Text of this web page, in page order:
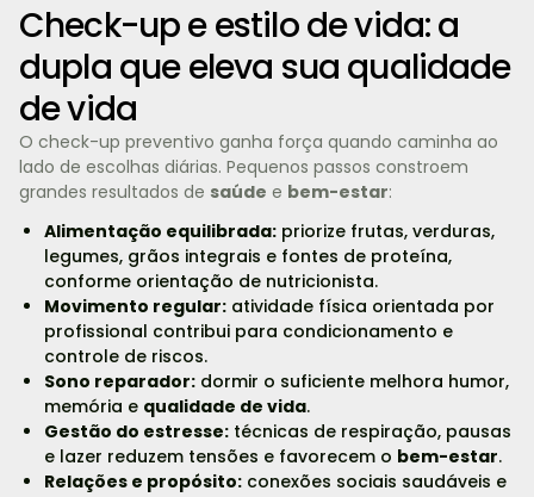
Check-up e estilo de vida: a
dupla que eleva sua qualidade
de vida
O check-up preventivo ganha força quando caminha ao
lado de escolhas diárias. Pequenos passos constroem
grandes resultados de saúde e bem-estar:
Alimentação equilibrada:priorize frutas, verduras,
legumes, grãos integrais e fontes de proteína,
conforme orientação de nutricionista.
Movimento regular:atividade física orientada por
profissional contribui para condicionamento e
controle de riscos.
Sono reparador:dormir o suficiente melhora humor,
memória e qualidade de vida.
Gestão do estresse:técnicas de respiração, pausas
e lazer reduzem tensões e favorecem o bem-estar.
Relações e propósito:conexões sociais saudáveis e